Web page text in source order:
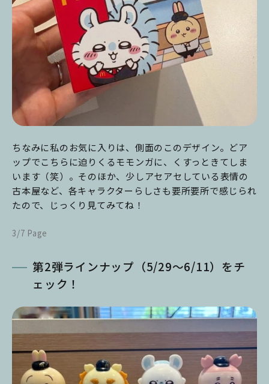
ちなみに私のお気に入りは、側面のこのデザイン。どア
ップでこちらに迫りくるモモンガに、くすっときてしま
います（笑）。そのほか、少しアセアセしている表情の
古本屋など、各キャラクターらしさも要所要所で感じられ
たので、じっくり見てみてね！
3/7 Page
第2弾ラインナップ（5/29～6/11）をチ
ェック！